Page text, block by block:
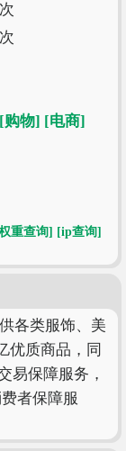
次
次
[购物] [电商]
重查询] [ip查询]
各类服饰、美
优质商品，同
易保障服务，
者保障服